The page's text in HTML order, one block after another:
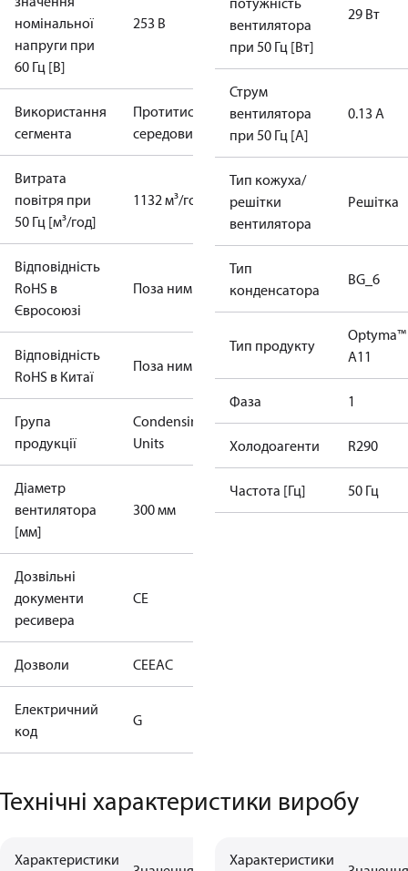
номінальної
напруги при
60 Гц [В]
253 В
Використання
сегмента
Протитиск
середовища
Витрата
повітря при
50 Гц [м³/год]
1132 м³/год
Відповідність
RoHS в
Євросоюзі
Поза ним
Відповідність
RoHS в Китаї
Поза ним
Група
продукції
Condensing
Units
Діаметр
вентилятора
[мм]
300 мм
Дозвільні
документи
ресивера
CE
Дозволи CEEAC
Електричний
код
G
вентилятора
при 50 Гц [Вт]
29 Вт
Струм
вентилятора
при 50 Гц [A]
0.13 А
Тип кожуха/
решітки
вентилятора
Решітка
Тип
конденсатора
BG_6
Тип продукту
Optyma™
A11
Фаза 1
Холодоагенти R290
Частота [Гц] 50 Гц
Технічні характеристики виробу
Характеристики
Характеристики